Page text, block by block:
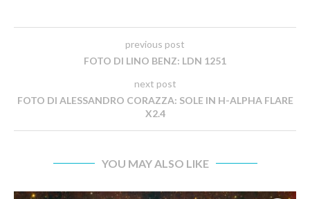
previous post
FOTO DI LINO BENZ: LDN 1251
next post
FOTO DI ALESSANDRO CORAZZA: SOLE IN H-ALPHA FLARE
X2.4
YOU MAY ALSO LIKE